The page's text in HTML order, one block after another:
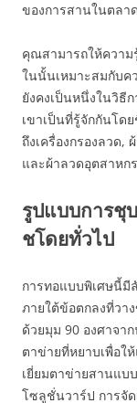
ของการสานในตลาด
คุณสามารถให้ความ
ในนั้นเหมาะสมกับค
ยังคงเป็นหนึ่งในวิ
เขาเป็นที่รู้จักกันโด
ถึงเครื่องกรองลวด,
และผ้าลวดอุตสาหก
รูปแบบการชุ
ชโดยทั่วไป
การทอแบบพิเศษนี้
ภายใต้ข้อตกลงที่วา
ด้วยมุม 90 องศาจา
ตาข่ายที่หยาบเพื่อใ
เยี่ยมตาข่ายสานแบ
โซลูชั่นวาร์ป การจั